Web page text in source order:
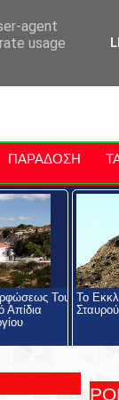
Polis
ΠΑΡΑΔΟΣΗ
Του
Απίδια
Το
agent
usage